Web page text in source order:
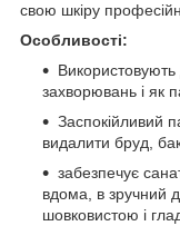
свою шкіру
Особливості:
Використовують
захворювань і як
Заспокійливий
видалити бруд,
забезпечує
вдома, в зручний
шовковистою і